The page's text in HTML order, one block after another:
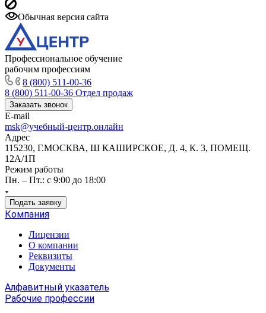
Обычная версия сайта
Профессиональное обучение
рабочим профессиям
8 (800) 511-00-36
8 (800) 511-00-36 Отдел продаж
Заказать звонок
E-mail
msk@учебный-центр.онлайн
Адрес
115230, Г.МОСКВА, Ш КАШИРСКОЕ, Д. 4, К. 3, ПОМЕЩ.
12А/1П
Режим работы
Пн. – Пт.: с 9:00 до 18:00
Подать заявку
Компания
Лицензии
О компании
Реквизиты
Документы
Алфавитный указатель
Рабочие профессии